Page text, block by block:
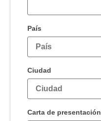
País
Ciudad
Carta de presentación